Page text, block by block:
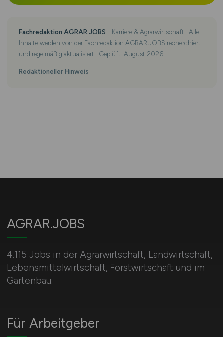
Fachredaktion AGRAR.JOBS – Karriere & Agrarwirtschaft · Alle
Inhalte werden von der Fachredaktion AGRAR.JOBS recherchiert
und regelmäßig aktualisiert · Geprüft: August 2026
Redaktioneller Hinweis
AGRAR.JOBS
4.115 Jobs in der Agrarwirtschaft, Landwirtschaft,
Lebensmittelwirtschaft, Forstwirtschaft und im
Gartenbau.
Für Arbeitgeber